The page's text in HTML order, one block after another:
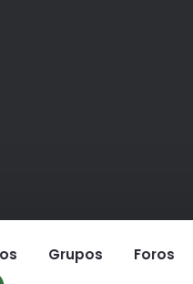
Grupos Foros